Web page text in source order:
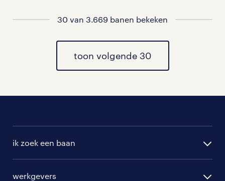
30 van 3.669 banen bekeken
toon volgende 30
ik zoek een baan
werkgevers